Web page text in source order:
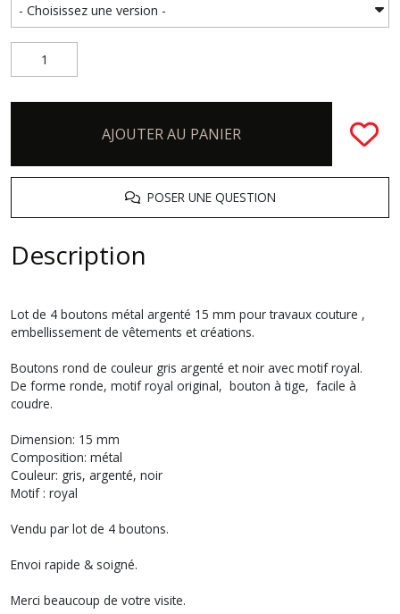
AJOUTER AU PANIER
POSER UNE QUESTION
Description
Lot de 4 boutons métal argenté 15 mm pour travaux couture ,
embellissement de vêtements et créations.
Boutons rond de couleur gris argenté et noir avec motif royal.
De forme ronde, motif royal original, bouton à tige, facile à
coudre.
Dimension: 15 mm
Composition: métal
Couleur: gris, argenté, noir
Motif : royal
Vendu par lot de 4 boutons.
Envoi rapide & soigné.
Merci beaucoup de votre visite.